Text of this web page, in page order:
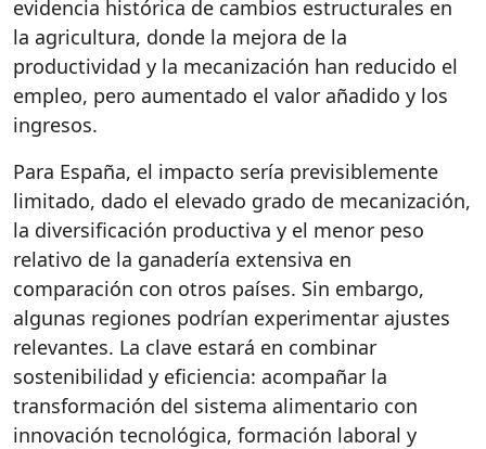
evidencia histórica de cambios estructurales en
la agricultura, donde la mejora de la
productividad y la mecanización han reducido el
empleo, pero aumentado el valor añadido y los
ingresos.
Para España, el impacto sería previsiblemente
limitado, dado el elevado grado de mecanización,
la diversificación productiva y el menor peso
relativo de la ganadería extensiva en
comparación con otros países. Sin embargo,
algunas regiones podrían experimentar ajustes
relevantes. La clave estará en combinar
sostenibilidad y eficiencia: acompañar la
transformación del sistema alimentario con
innovación tecnológica, formación laboral y